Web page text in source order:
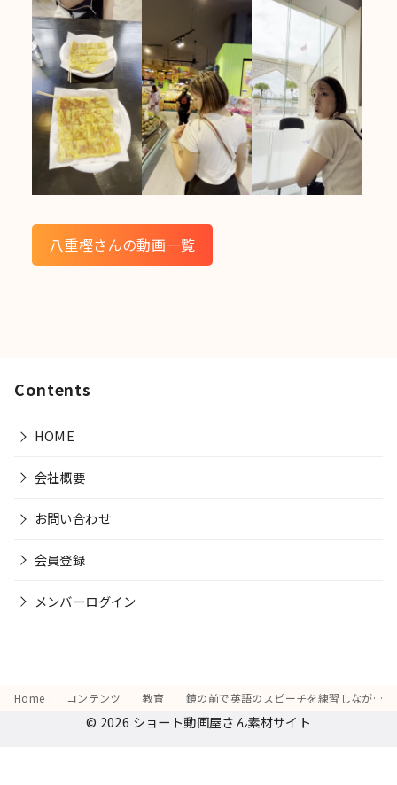
八重樫さんの動画一覧
Contents
HOME
会社概要
お問い合わせ
会員登録
メンバーログイン
Home コンテンツ 教育 鏡の前で英語のスピーチを練習しながら身振り手振りを加える仕草
© 2026 ショート動画屋さん素材サイト